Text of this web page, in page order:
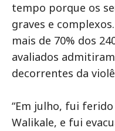
tempo porque os
graves e
mais de 70% dos
avaliados
decorrentes da
“Em julho, fui
Walikale, e fui